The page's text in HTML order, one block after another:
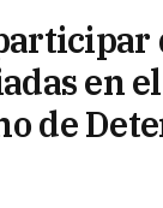
en
de